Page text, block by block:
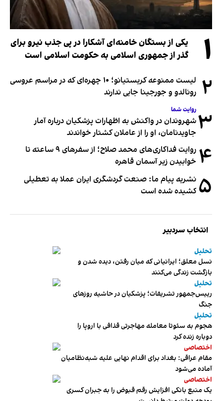
۱
یکی از بستگان خامنه‌ای آشکارا در پی جذب نیرو برای
گذر از جمهوری اسلامی به حکومت اسلامی است
۲
لیست ممنوعه کریستیانو؛ ۱۰ چهره‌ای که در مراسم عروسی
رونالدو و جورجینا جایی ندارند
۳ روایت شما
شهروندان در واکنش به اظهارات پزشکیان درباره آمار
جاویدنامان، او را از عاملان کشتار خواندند
۴
روایت فداکاری‌های محمد صلاح؛ از سفرهای ۹ ساعته تا
خوابیدن زیر آسمان قاهره
۵ نشریه پیام ما: صنعت گردشگری ایران عملا به تعطیلی
کشیده شده است
انتخاب سردبیر
تحلیل
نسل معلق؛ ایرانیانی که میان رفتن، دیده شدن و
بازگشت زندگی می‌کنند
تحلیل
رییس‌جمهور تشریفات؛ پزشکیان در حاشیه روزهای
جنگ
تحلیل
هجوم به سئوتا معامله مهاجرتی قذافی با اروپا را
دوباره زنده کرد
اختصاصی
مقام عراقی: بغداد برای اقدام نهایی علیه شبه‌نظامیان
آماده می‌شود
اختصاصی
یک منبع بانکی افزایش رقم قبوض را به جبران کسری